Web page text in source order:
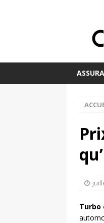
Turbo